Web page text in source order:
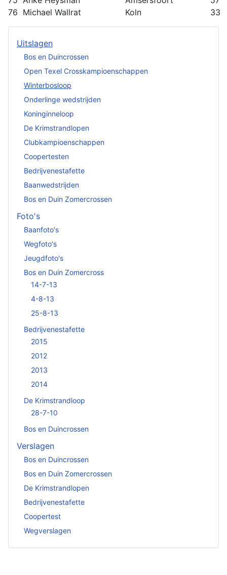
76 Michael Wallrat Koln 33
Uitslagen
Bos en Duincrossen
Open Texel Crosskampioenschappen
Winterbosloop
Onderlinge wedstrijden
Koninginneloop
De Krimstrandlopen
Clubkampioenschappen
Coopertesten
Bedrijvenestafette
Baanwedstrijden
Bos en Duin Zomercrossen
Foto's
Baanfoto's
Wegfoto's
Jeugdfoto's
Bos en Duin Zomercross
14-7-13
4-8-13
25-8-13
Bedrijvenestafette
2015
2012
2013
2014
De Krimstrandloop
28-7-10
Bos en Duincrossen
Verslagen
Bos en Duincrossen
Bos en Duin Zomercrossen
De Krimstrandlopen
Bedrijvenestafette
Coopertest
Wegverslagen